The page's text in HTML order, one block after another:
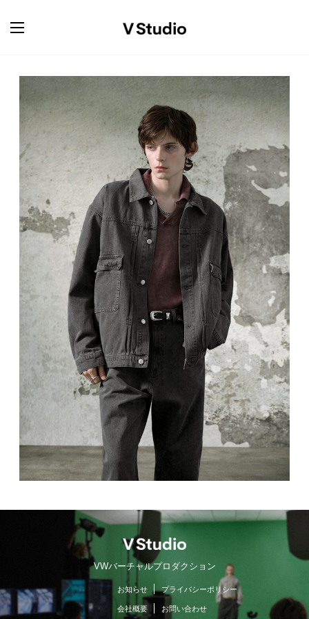
VWバーチャルプロダクション
お知らせ プライバシーポリシー
会社概要 お問い合わせ